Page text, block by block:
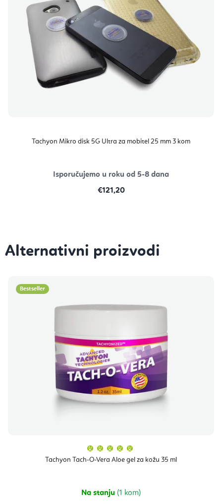
Tachyon Mikro disk 5G Ultra za mobitel 25 mm 3 kom
Isporučujemo u roku od 5-8 dana
€121,20
Bestseller
Tachyon Tach-O-Vera Aloe gel za kožu 35 ml
proizvoda
je
zvjezdica.
Na stanju (1 kom)